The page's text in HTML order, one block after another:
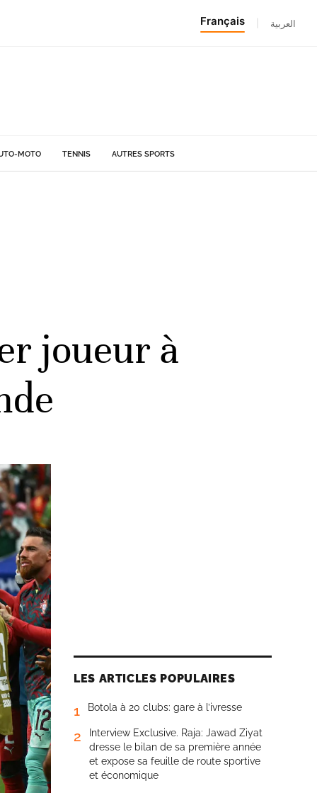
Français العربية
MOTO TENNIS AUTRES SPORTS
joueur à
LES ARTICLES POPULAIRES
1 Botola à 20 clubs: gare à l’ivresse
2
Interview Exclusive. Raja: Jawad Ziyat
dresse le bilan de sa première année
et expose sa feuille de route sportive
et économique